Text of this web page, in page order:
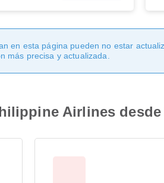
en esta página pueden no estar
más precisa y actualizada.
Airlines desde